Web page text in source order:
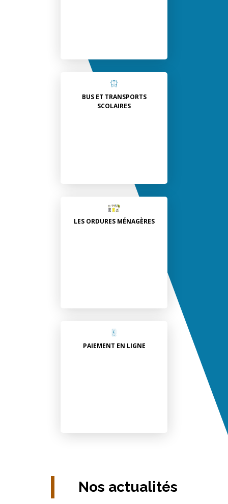
BUS ET TRANSPORTS
SCOLAIRES
LES ORDURES MÉNAGÈRES
PAIEMENT EN LIGNE
Nos actualités